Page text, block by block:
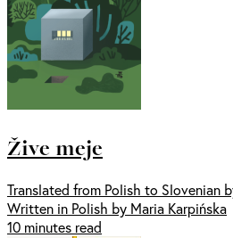
Žive meje
Translated from Polish to Slovenian
Written in Polish by Maria Karpińska
10 minutes read